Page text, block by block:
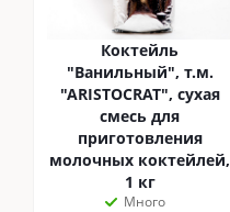
Коктейль
"Ванильный", т.м.
"ARISTOCRAT", сухая
смесь для
приготовления
молочных коктейлей,
1 кг
Много